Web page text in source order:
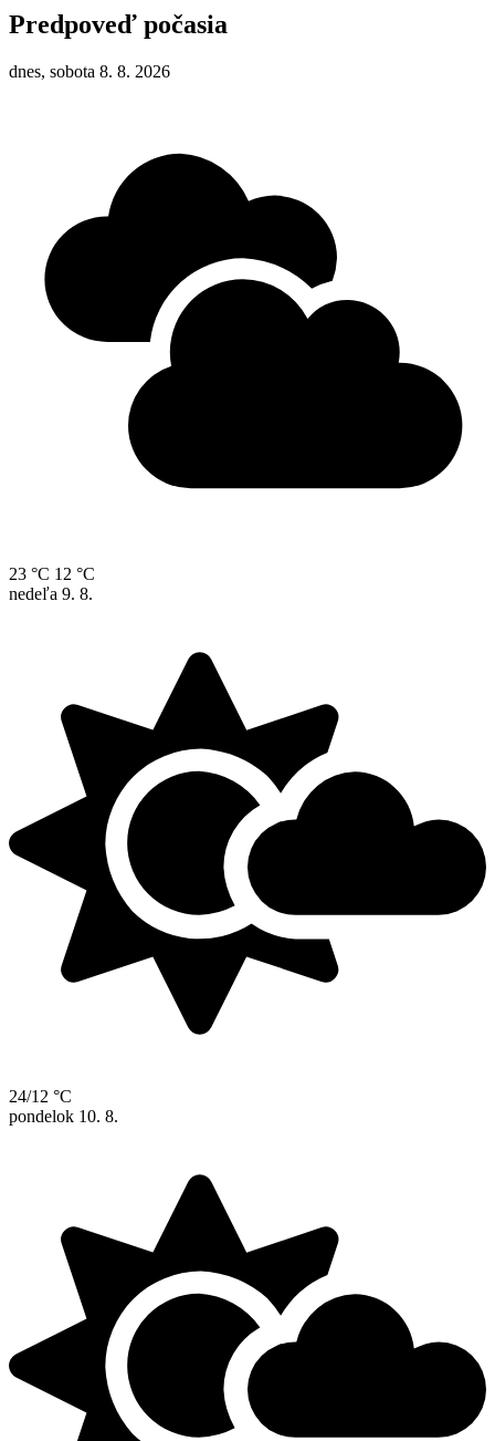
Predpoveď počasia
dnes, sobota 8. 8. 2026
23 °C 12 °C
nedeľa 9. 8.
24/12 °C
pondelok 10. 8.